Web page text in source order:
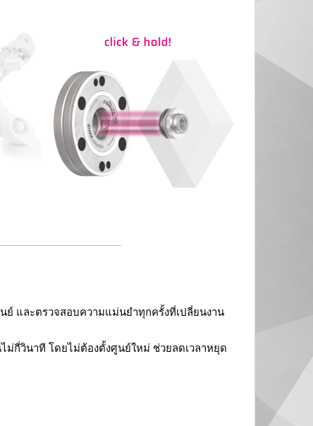
ย์ และตรวจสอบความแม่นยำทุกครั้งที่เปลี่ยนงาน
ม่กี่วินาที โดยไม่ต้องตั้งศูนย์ใหม่ ช่วยลดเวลาหยุด